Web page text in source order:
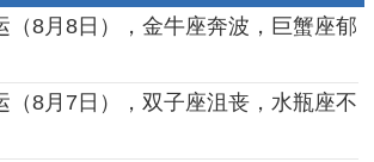
（8月8日），金牛座奔波，巨蟹座郁
（8月7日），双子座沮丧，水瓶座不